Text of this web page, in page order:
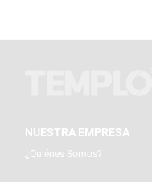
NUESTRA EMPRESA
¿Quiénes Somos?